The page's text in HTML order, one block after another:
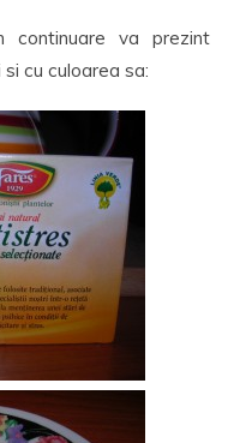
continuare va prezint
cu culoarea sa: